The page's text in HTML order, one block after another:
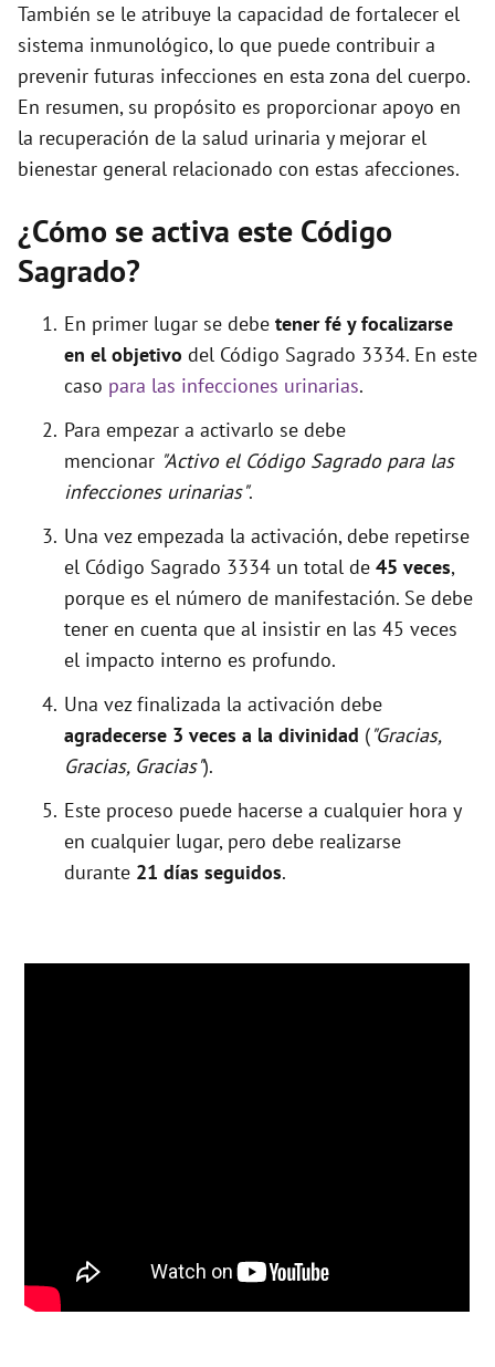
También se le atribuye la capacidad de fortalecer el
sistema inmunológico, lo que puede contribuir a
prevenir futuras infecciones en esta zona del cuerpo.
En resumen, su propósito es proporcionar apoyo en
la recuperación de la salud urinaria y mejorar el
bienestar general relacionado con estas afecciones.
¿Cómo se activa este Código
Sagrado?
En primer lugar se debe tener fé y focalizarse
en el objetivo del Código Sagrado 3334. En este
caso para las infecciones urinarias.
Para empezar a activarlo se debe
mencionar "Activo el Código Sagrado para las
infecciones urinarias".
Una vez empezada la activación, debe repetirse
el Código Sagrado 3334 un total de 45 veces,
porque es el número de manifestación. Se debe
tener en cuenta que al insistir en las 45 veces
el impacto interno es profundo.
Una vez finalizada la activación debe
agradecerse 3 veces a la divinidad ("Gracias,
Gracias, Gracias").
Este proceso puede hacerse a cualquier hora y
en cualquier lugar, pero debe realizarse
durante 21 días seguidos.